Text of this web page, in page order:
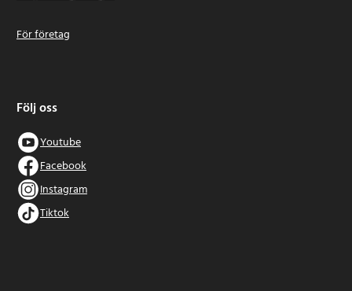
För företag
Följ oss
Youtube
Facebook
Instagram
Tiktok